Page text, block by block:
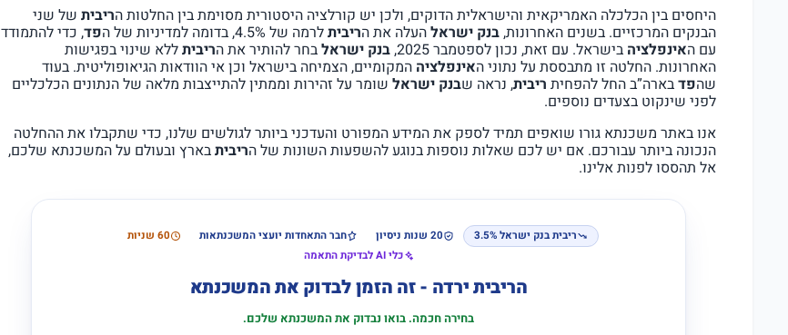
היחסים בין הכלכלה האמריקאית והישראלית הדוקים, ולכן יש קורלציה היסטורית מסוימת בין החלטות הריבית של שני
הבנקים המרכזיים. בשנים האחרונות,בנק ישראלהעלה את הריביתלרמה של 4.5%, בדומה למדיניות של ה פד, כדי להתמודד
עם האינפלציה בישראל. עם זאת, נכון לספטמבר 2025, בנק ישראלבחר להותיר את הריביתללא שינוי בפגישות
האחרונות. החלטה זו מתבססת על נתוני האינפלציה המקומיים, הצמיחה בישראל וכן אי הוודאות הגיאופוליטית. בעוד
שהפדבארה”ב החל להפחית ריבית, נראה שבנק ישראל שומר על זהירות וממתין להתייצבות מלאה של הנתונים הכלכליים
לפני שינקוט בצעדים נוספים.
אנו באתר משכנתא גורו שואפים תמיד לספק את המידע המפורט והעדכני ביותר לגולשים שלנו, כדי שתקבלו את ההחלטה
הנכונה ביותר עבורכם. אם יש לכם שאלות נוספות בנוגע להשפעות השונות של הריביתבארץ ובעולם על המשכנתא שלכם,
אל תהססו לפנות אלינו.
ריבית בנק ישראל 3.5% 20 שנות ניסיון חבר התאחדות יועצי המשכנתאות
60 שניות
כלי AI לבדיקת התאמה
הריבית ירדה - זה הזמן לבדוק את המשכנתא
בחירה חכמה. בואו נבדוק את המשכנתא שלכם.